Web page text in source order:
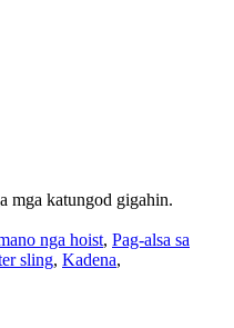
mga katungod gigahin.
nga hoist, Pag-alsa sa
sling, Kadena,